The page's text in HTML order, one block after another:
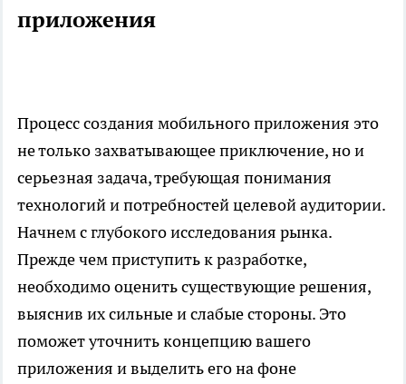
приложения
Процесс создания мобильного приложения это
не только захватывающее приключение, но и
серьезная задача, требующая понимания
технологий и потребностей целевой аудитории.
Начнем с глубокого исследования рынка.
Прежде чем приступить к разработке,
необходимо оценить существующие решения,
выяснив их сильные и слабые стороны. Это
поможет уточнить концепцию вашего
приложения и выделить его на фоне